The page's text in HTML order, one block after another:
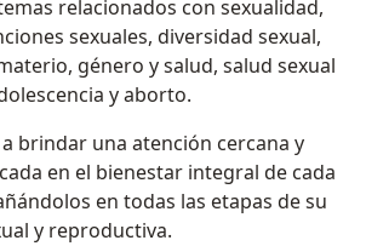
relacionados con sexualidad,
sexuales, diversidad sexual,
género y salud, salud sexual
y aborto.
brindar una atención cercana y
en el bienestar integral de cada
en todas las etapas de su
y reproductiva.